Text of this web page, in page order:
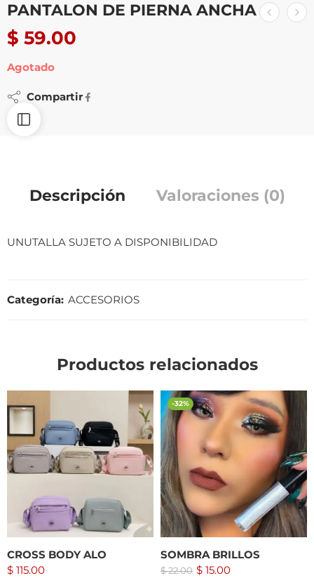
PANTALON DE PIERNA ANCHA
$ 59.00
Agotado
Compartir
Descripción Valoraciones (0)
UNUTALLA SUJETO A DISPONIBILIDAD
Categoría: ACCESORIOS
Productos relacionados
CROSS BODY ALO
$ 115.00
-32%
SOMBRA BRILLOS
$22.00 $ 15.00